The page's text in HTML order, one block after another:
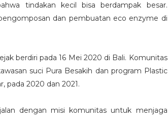
tindakan kecil bisa berdampak besar.
dan pembuatan eco enzyme di
berdiri pada 16 Mei 2020 di Bali. Komunitas
suci Pura Besakih dan program Plastic
pada 2020 dan 2021.
dengan misi komunitas untuk menjaga